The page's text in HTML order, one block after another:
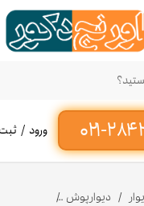
ورود /
دیوارپوش